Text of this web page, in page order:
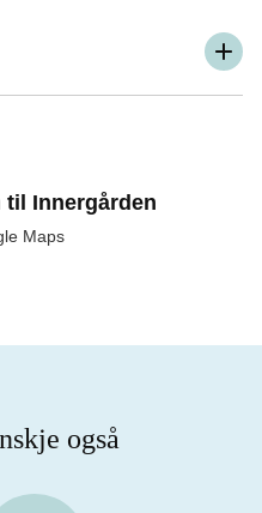
til Innergården
Maps
også